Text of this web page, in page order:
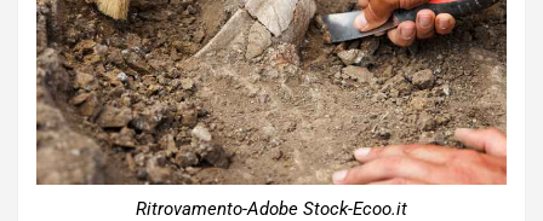
Ritrovamento-Adobe Stock-Ecoo.it